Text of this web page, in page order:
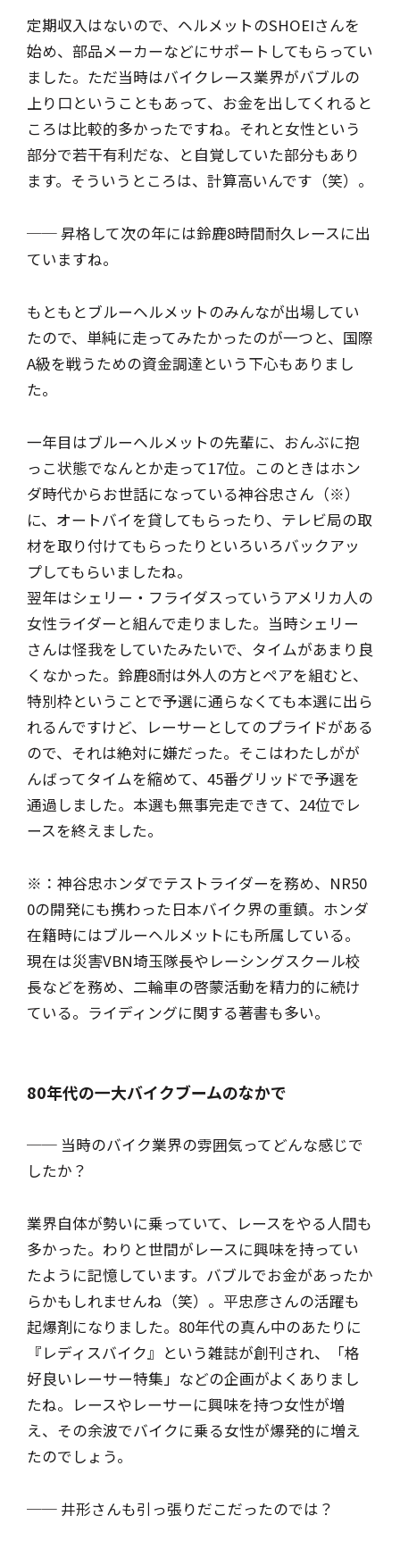
定期収入はないので、ヘルメットのSHOEIさんを
始め、部品メーカーなどにサポートしてもらってい
ました。ただ当時はバイクレース業界がバブルの
上り口ということもあって、お金を出してくれると
ころは比較的多かったですね。それと女性という
部分で若干有利だな、と自覚していた部分もあり
ます。そういうところは、計算高いんです（笑）。
── 昇格して次の年には鈴鹿8時間耐久レースに出
ていますね。
もともとブルーヘルメットのみんなが出場してい
たので、単純に走ってみたかったのが一つと、国際
A級を戦うための資金調達という下心もありまし
た。
一年目はブルーヘルメットの先輩に、おんぶに抱
っこ状態でなんとか走って17位。このときはホン
ダ時代からお世話になっている神谷忠さん（※）
に、オートバイを貸してもらったり、テレビ局の取
材を取り付けてもらったりといろいろバックアッ
プしてもらいましたね。
翌年はシェリー・フライダスっていうアメリカ人の
女性ライダーと組んで走りました。当時シェリー
さんは怪我をしていたみたいで、タイムがあまり良
くなかった。鈴鹿8耐は外人の方とペアを組むと、
特別枠ということで予選に通らなくても本選に出ら
れるんですけど、レーサーとしてのプライドがある
ので、それは絶対に嫌だった。そこはわたしがが
んばってタイムを縮めて、45番グリッドで予選を
通過しました。本選も無事完走できて、24位でレ
ースを終えました。
※：神谷忠ホンダでテストライダーを務め、NR50
0の開発にも携わった日本バイク界の重鎮。ホンダ
在籍時にはブルーヘルメットにも所属している。
現在は災害VBN埼玉隊長やレーシングスクール校
長などを務め、二輪車の啓蒙活動を精力的に続け
ている。ライディングに関する著書も多い。
80年代の一大バイクブームのなかで
── 当時のバイク業界の雰囲気ってどんな感じで
したか？
業界自体が勢いに乗っていて、レースをやる人間も
多かった。わりと世間がレースに興味を持ってい
たように記憶しています。バブルでお金があったか
らかもしれませんね（笑）。平忠彦さんの活躍も
起爆剤になりました。80年代の真ん中のあたりに
『レディスバイク』という雑誌が創刊され、「格
好良いレーサー特集」などの企画がよくありまし
たね。レースやレーサーに興味を持つ女性が増
え、その余波でバイクに乗る女性が爆発的に増え
たのでしょう。
── 井形さんも引っ張りだこだったのでは？